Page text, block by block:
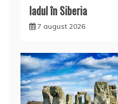
Iadul în Siberia
7 august 2026